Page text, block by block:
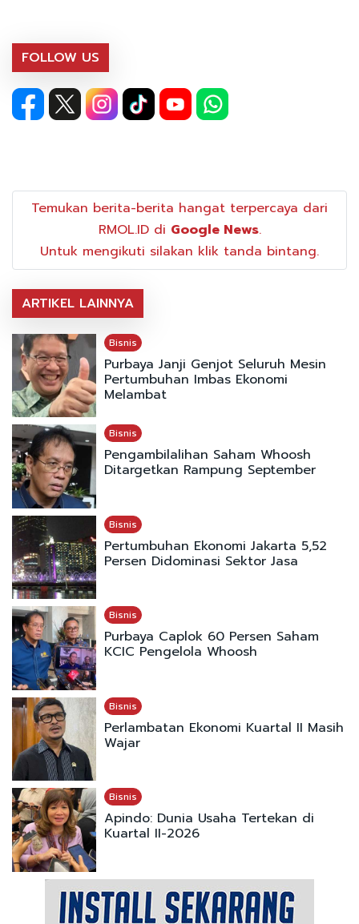
FOLLOW US
Temukan berita-berita hangat terpercaya dari
RMOL.ID di Google News.
Untuk mengikuti silakan klik tanda bintang.
ARTIKEL LAINNYA
Bisnis
Purbaya Janji Genjot Seluruh Mesin
Pertumbuhan Imbas Ekonomi
Melambat
Bisnis
Pengambilalihan Saham Whoosh
Ditargetkan Rampung September
Bisnis
Pertumbuhan Ekonomi Jakarta 5,52
Persen Didominasi Sektor Jasa
Bisnis
Purbaya Caplok 60 Persen Saham
KCIC Pengelola Whoosh
Bisnis
Perlambatan Ekonomi Kuartal II Masih
Wajar
Bisnis
Apindo: Dunia Usaha Tertekan di
Kuartal II-2026